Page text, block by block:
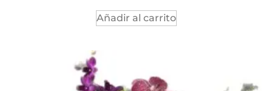
Añadir al carrito